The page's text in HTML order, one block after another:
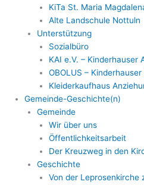
KiTa St. Maria
Alte Landschule Nottuln
Unterstützung
Sozialbüro
KAI e.V. – Kinderhauser
OBOLUS –
Kleiderkaufhaus
Gemeinde-Geschichte(n)
Gemeinde
Wir über uns
Öffentlichkeitsarbeit
Der Kreuzweg in den
Geschichte
Von der Leprosenkirche